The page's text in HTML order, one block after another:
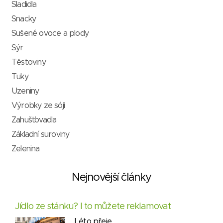
Sladidla
Snacky
Sušené ovoce a plody
Sýr
Těstoviny
Tuky
Uzeniny
Výrobky ze sóji
Zahušťovadla
Základní suroviny
Zelenina
Nejnovější články
Jídlo ze stánku? I to můžete reklamovat